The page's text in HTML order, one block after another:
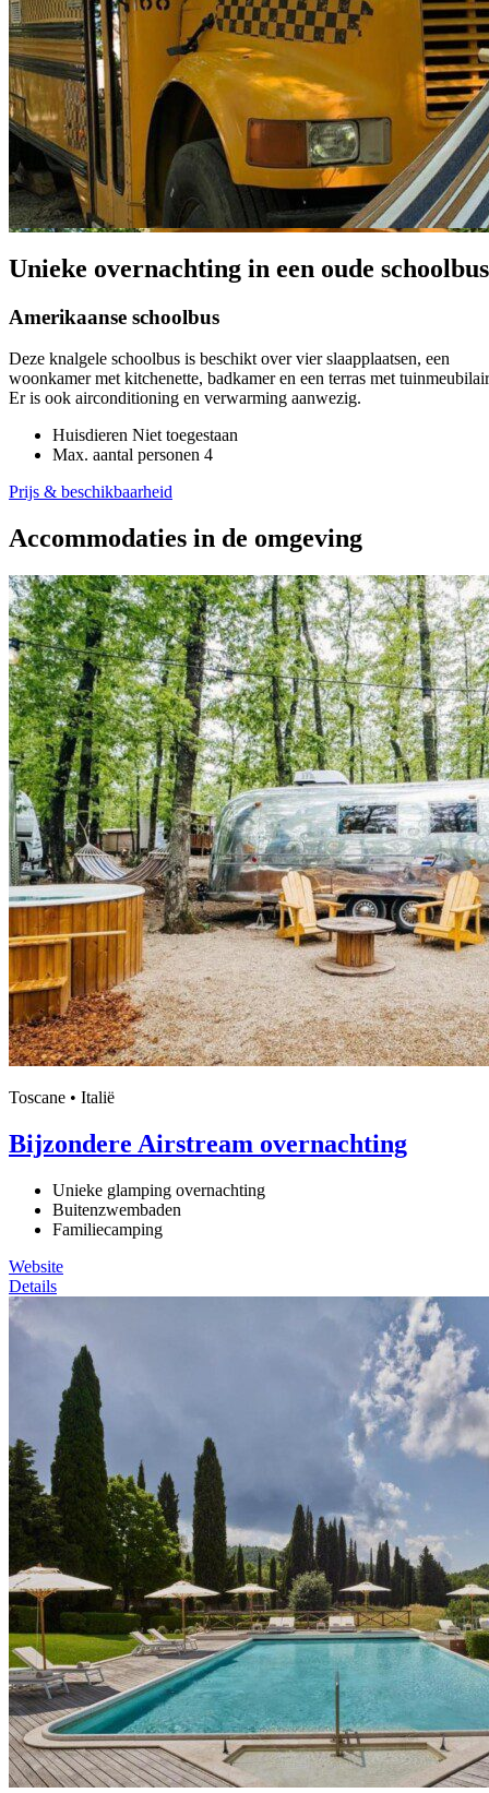
Unieke overnachting in een oude schoolbus
Amerikaanse schoolbus
Deze knalgele schoolbus is beschikt over vier slaapplaatsen, een
woonkamer met kitchenette, badkamer en een terras met
Er is ook airconditioning en verwarming aanwezig.
Huisdieren Niet toegestaan
Max. aantal personen 4
Prijs & beschikbaarheid
Accommodaties in de omgeving
Toscane • Italië
Bijzondere Airstream overnachting
Unieke glamping overnachting
Buitenzwembaden
Familiecamping
Website
Details